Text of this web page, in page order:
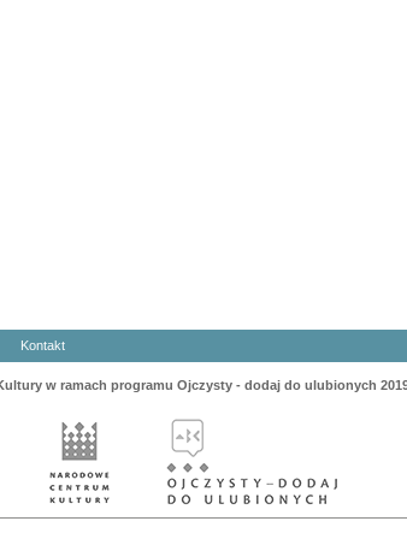
Kontakt
w ramach programu Ojczysty - dodaj do ulubionych